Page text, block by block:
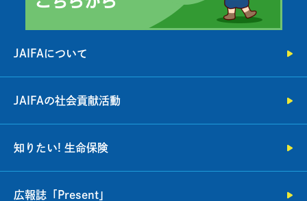
JAIFAについて
JAIFAの社会貢献活動
知りたい! 生命保険
広報誌「Present」